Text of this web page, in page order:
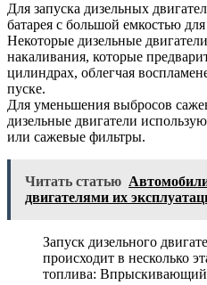
Для запуска дизельных
батарея с большой емкостью
Некоторые дизельные
накаливания, которые
цилиндрах, облегчая
пуске.
Для уменьшения выбросов
дизельные двигатели
или сажевые фильтры.
Читать статью
двигателями их
Запуск дизельного
происходит в несколько
топлива: Впрыскивающий